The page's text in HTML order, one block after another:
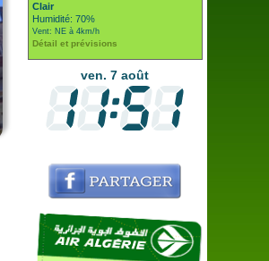
Clair
Humidité: 70%
Vent: NE à 4km/h
Détail et prévisions
ven. 7 août